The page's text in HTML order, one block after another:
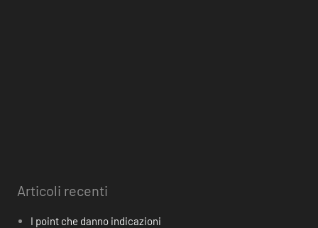
Articoli recenti
I point che danno indicazioni